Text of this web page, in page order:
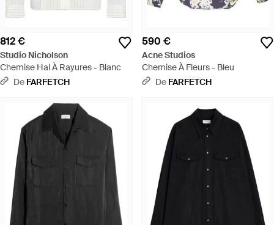
812 €
Studio Nicholson
Chemise Hal À Rayures - Blanc
De FARFETCH
590 €
Acne Studios
Chemise À Fleurs - Bleu
De FARFETCH